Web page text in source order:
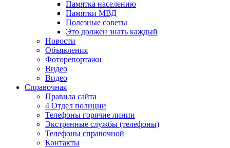
Памятка населению
Памятки МВД
Полезные советы
Это должен знать каждый
Новости
Объявления
Фоторепортажи
Видео
Видео
Справочная
Правила сайта
4 Отдел полиции
Телефоны горячие линии
Экстренные службы (телефоны)
Телефоны справочной
Контакты